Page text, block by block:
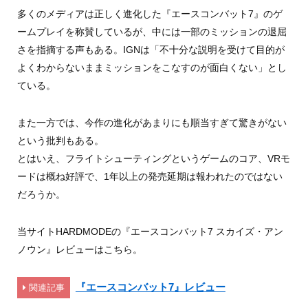
多くのメディアは正しく進化した『エースコンバット7』のゲ
ームプレイを称賛しているが、中には一部のミッションの退屈
さを指摘する声もある。IGNは「不十分な説明を受けて目的が
よくわからないままミッションをこなすのが面白くない」とし
ている。
また一方では、今作の進化があまりにも順当すぎて驚きがない
という批判もある。
とはいえ、フライトシューティングというゲームのコア、VRモ
ードは概ね好評で、1年以上の発売延期は報われたのではない
だろうか。
当サイトHARDMODEの『エースコンバット7 スカイズ・アン
ノウン』レビューはこちら。
関連記事 『エースコンバット7』レビュー